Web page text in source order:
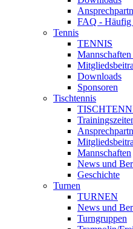
FAQ - Häufig
Tennis
TENNIS
Downloads
Sponsoren
Tischtennis
Mannschaften
News und
Geschichte
Turnen
TURNEN
News und
Turngruppen